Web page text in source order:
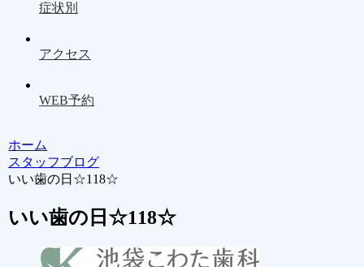
症状別
アクセス
WEB予約
ホーム
スタッフブログ
いい歯の日☆118☆
いい歯の日☆118☆